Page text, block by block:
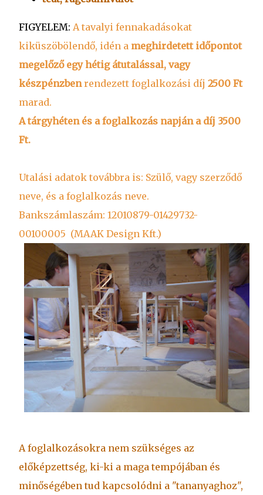
FIGYELEM: A tavalyi fennakadásokat
kiküszöbölendő, idén a meghirdetett időpontot
megelőző egy hétig átutalással, vagy
készpénzbenrendezett foglalkozási díj 2500 Ft
marad.
A tárgyhéten és a foglalkozás napján a díj 3500
Ft.
Utalási adatok továbbra is: Szülő, vagy szerződő
neve, és a foglalkozás neve.
Bankszámlaszám: 12010879-01429732-
00100005 (MAAK Design Kft.)
A foglalkozásokra nem szükséges az
előképzettség, ki-ki a maga tempójában és
minőségében tud kapcsolódni a "tananyaghoz",